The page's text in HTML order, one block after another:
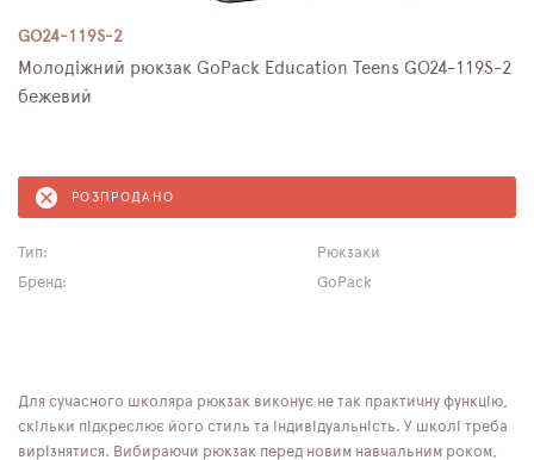
GO24-119S-2
Молодіжний рюкзак GoPack Education Teens GO24-119S-2
бежевий
РОЗПРОДАНО
Тип:
Рюкзаки
Бренд:
GoPack
Для сучасного школяра рюкзак виконує не так практичну функцію,
скільки підкреслює його стиль та індивідуальність. У школі треба
вирізнятися. Вибираючи рюкзак перед новим навчальним роком,